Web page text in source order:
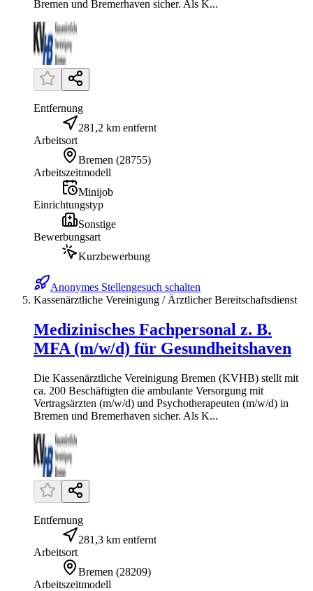
Bremen und Bremerhaven sicher. Als K...
Entfernung
281,2 km entfernt
Arbeitsort
Bremen (28755)
Arbeitszeitmodell
Minijob
Einrichtungstyp
Sonstige
Bewerbungsart
Kurzbewerbung
Anonymes Stellengesuch schalten
Kassenärztliche Vereinigung / Ärztlicher Bereitschaftsdienst
Medizinisches Fachpersonal z. B.
MFA (m/w/d) für Gesundheitshaven
Die Kassenärztliche Vereinigung Bremen (KVHB) stellt mit
ca. 200 Beschäftigten die ambulante Versorgung mit
Vertragsärzten (m/w/d) und Psychotherapeuten (m/w/d) in
Bremen und Bremerhaven sicher. Als K...
Entfernung
281,3 km entfernt
Arbeitsort
Bremen (28209)
Arbeitszeitmodell